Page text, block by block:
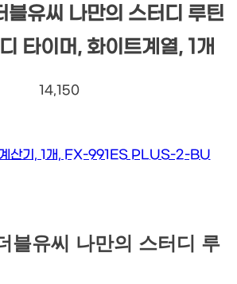
블유씨 나만의 스터디 루틴
타이머, 화이트계열, 1개
14,150
블유씨 나만의 스터디 루